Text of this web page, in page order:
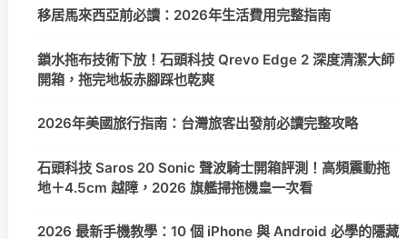
移居馬來西亞前必讀：2026年生活費用完整指南
鎖水拖布技術下放！石頭科技 Qrevo Edge 2 深度清潔大師
開箱，拖完地板赤腳踩也乾爽
2026年美國旅行指南：台灣旅客出發前必讀完整攻略
石頭科技 Saros 20 Sonic 聲波騎士開箱評測！高頻震動拖
地＋4.5cm 越障，2026 旗艦掃拖機皇一次看
2026 最新手機教學：10 個 iPhone 與 Android 必學的隱藏